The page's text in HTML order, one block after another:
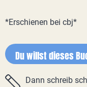
*Erschienen bei cbj*
Du willst dieses
Dann schreib